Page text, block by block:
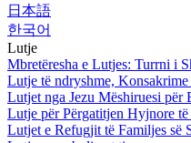
日本語
한국어
Lutje
Mbretëresha e Lutjes: Turrni i
Lutje të ndryshme,
Lutjet nga Jezu Mëshiruesi për
Lutje për Përgatitjen Hyjnore
Lutjet e Refugjit të Familjes së